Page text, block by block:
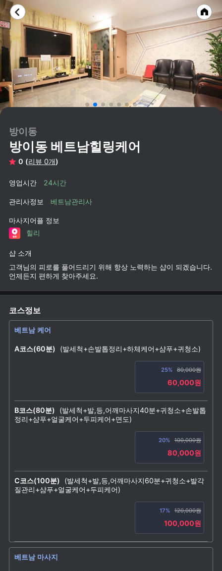
방이동
방이동 베트남힐링케어
0 (리뷰 0개)
영업시간 24시간
관리사정보 베트남관리사
마사지어플 정보
힐리
샵 소개
고객님의 피로를 풀어드리기 위해 항상 노력하는 샵이 되겠습니다.
언제든지 편하게 찾아주세요.
코스정보
베트남 케어
A코스(60분) (발세척+손발톱정리+하체케어+샴푸+귀청소)
25% 80,000원
60,000원
B코스(80분)
(발세척+발,등,어깨마사지40분+귀청소+손발톱
정리+샴푸+얼굴케어+두피케어+면도)
20% 100,000원
80,000원
C코스(100분)
(발세척+발,등,어깨마사지60분+귀청소+발각
질관리+샴푸+얼굴케어+두피케어)
17% 120,000원
100,000원
베트남 마사지